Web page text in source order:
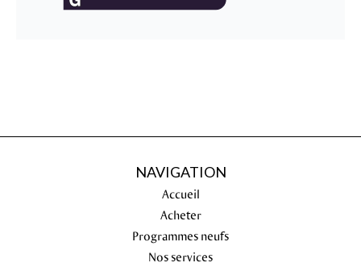
NAVIGATION
Accueil
Acheter
Programmes neufs
Nos services